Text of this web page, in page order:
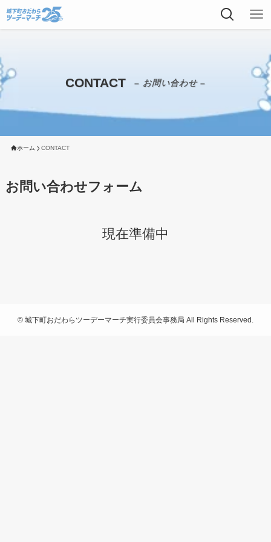
CONTACT – お問い合わせ –
ホーム CONTACT
お問い合わせフォーム
現在準備中
© 城下町おだわらツーデーマーチ実行委員会事務局 All Rights Reserved.